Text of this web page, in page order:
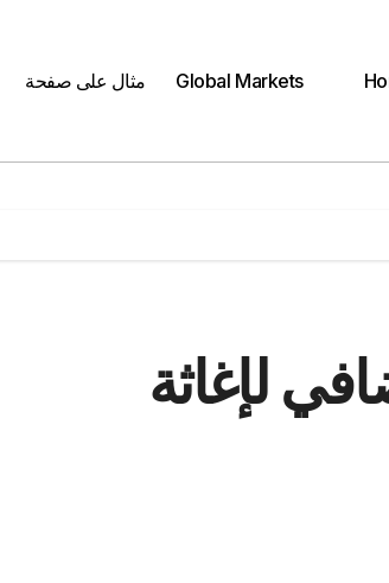
Global Markets مثال على صفحة
لإغاثة